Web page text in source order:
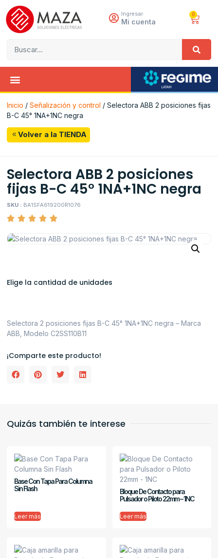
Ingresar
Mi cuenta
0
Inicio / Señalización y control / Selectora ABB 2 posiciones fijas
B-C 45° 1NA+1NC negra
Volver a la TIENDA
Selectora ABB 2 posiciones
fijas B-C 45° 1NA+1NC negra
SKU : BA1SFA619200R1076
Elige la cantidad de unidades
Selectora 2 posiciones fijas B-C 45° 1NA+1NC negra – Marca
ABB, Modelo C2SS110B11
¡Comparte este producto!
Quizás también te interese
Base Con Tapa Para Columna
Sin Flash
Leer más
Bloque De Contacto para
Pulsador o Piloto 22mm – 1NC
Leer más